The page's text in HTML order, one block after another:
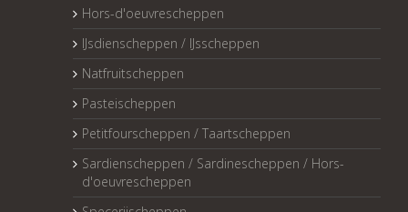
Hors-d'oeuvrescheppen
IJsdienscheppen / IJsscheppen
Natfruitscheppen
Pasteischeppen
Petitfourscheppen / Taartscheppen
Sardienscheppen / Sardinescheppen / Hors-
d'oeuvrescheppen